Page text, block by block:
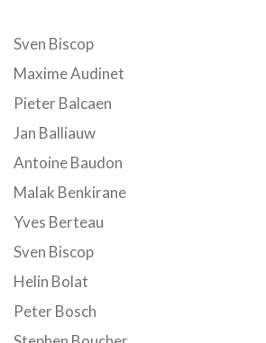
Sven Biscop
Maxime Audinet
Pieter Balcaen
Jan Balliauw
Antoine Baudon
Malak Benkirane
Yves Berteau
Sven Biscop
Helin Bolat
Peter Bosch